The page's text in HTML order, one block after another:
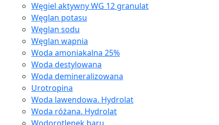
Węgiel aktywny WG 12 granulat
Węglan potasu
Węglan sodu
Węglan wapnia
Woda amoniakalna 25%
Woda destylowana
Woda demineralizowana
Urotropina
Woda lawendowa. Hydrolat
Woda różana. Hydrolat